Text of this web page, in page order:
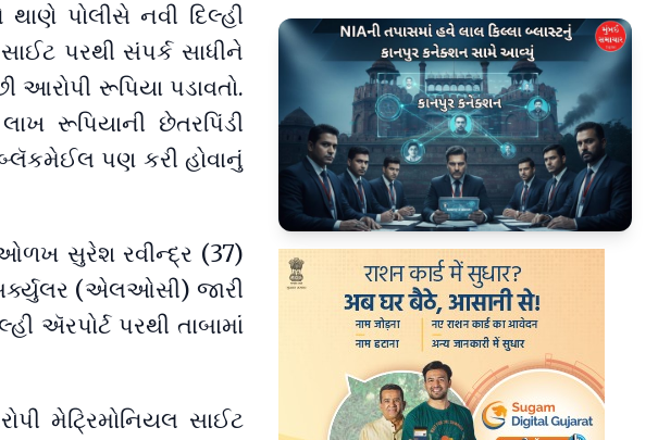
પોલીસે નવી દિલ્હી
પરથી સંપર્ક સાધીને
આરોપી રૂપિયા પડાવતો.
રૂપિયાની છેતરપિંડી
બ્લૅકમેઈલ પણ કરી હોવાનું
ઓળખ સુરેશ રવીન્દ્ર (37)
(એલઓસી) જારી
ઍરપોર્ટ પરથી તાબામાં
મેટ્રિમોનિયલ સાઈટ
▶